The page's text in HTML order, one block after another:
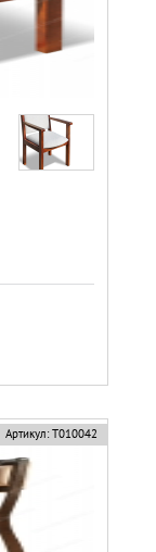
Артикул: Т010042